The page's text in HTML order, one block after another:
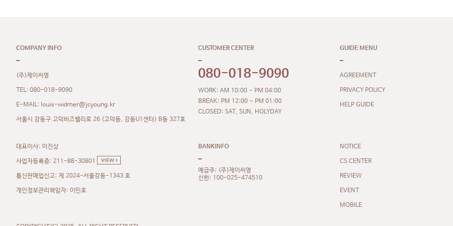
COMPANY INFO
(주)제이씨영
TEL: 080-018-9090
E-MAIL: louis-widmer@jcyoung.kr
서울시 강동구 고덕비즈밸리로 26 (고덕동, 강동U1센터) B동 327호
대표이사: 이진상
사업자등록증: 211-88-30801
통신판매업신고: 제 2024-서울강동-1343 호
개인정보관리책임자: 이민호
CUSTOMER CENTER
080-018-9090
WORK: AM 10:00 ~ PM 04:00
BREAK: PM 12:00 ~ PM 01:00
CLOSED: SAT, SUN, HOLYDAY
BANKINFO
예금주: (주)제이씨영
신한: 100-025-474510
GUIDE MENU
AGREEMENT
PRIVACY POLICY
HELP GUIDE
NOTICE
CS CENTER
REVIEW
EVENT
MOBILE